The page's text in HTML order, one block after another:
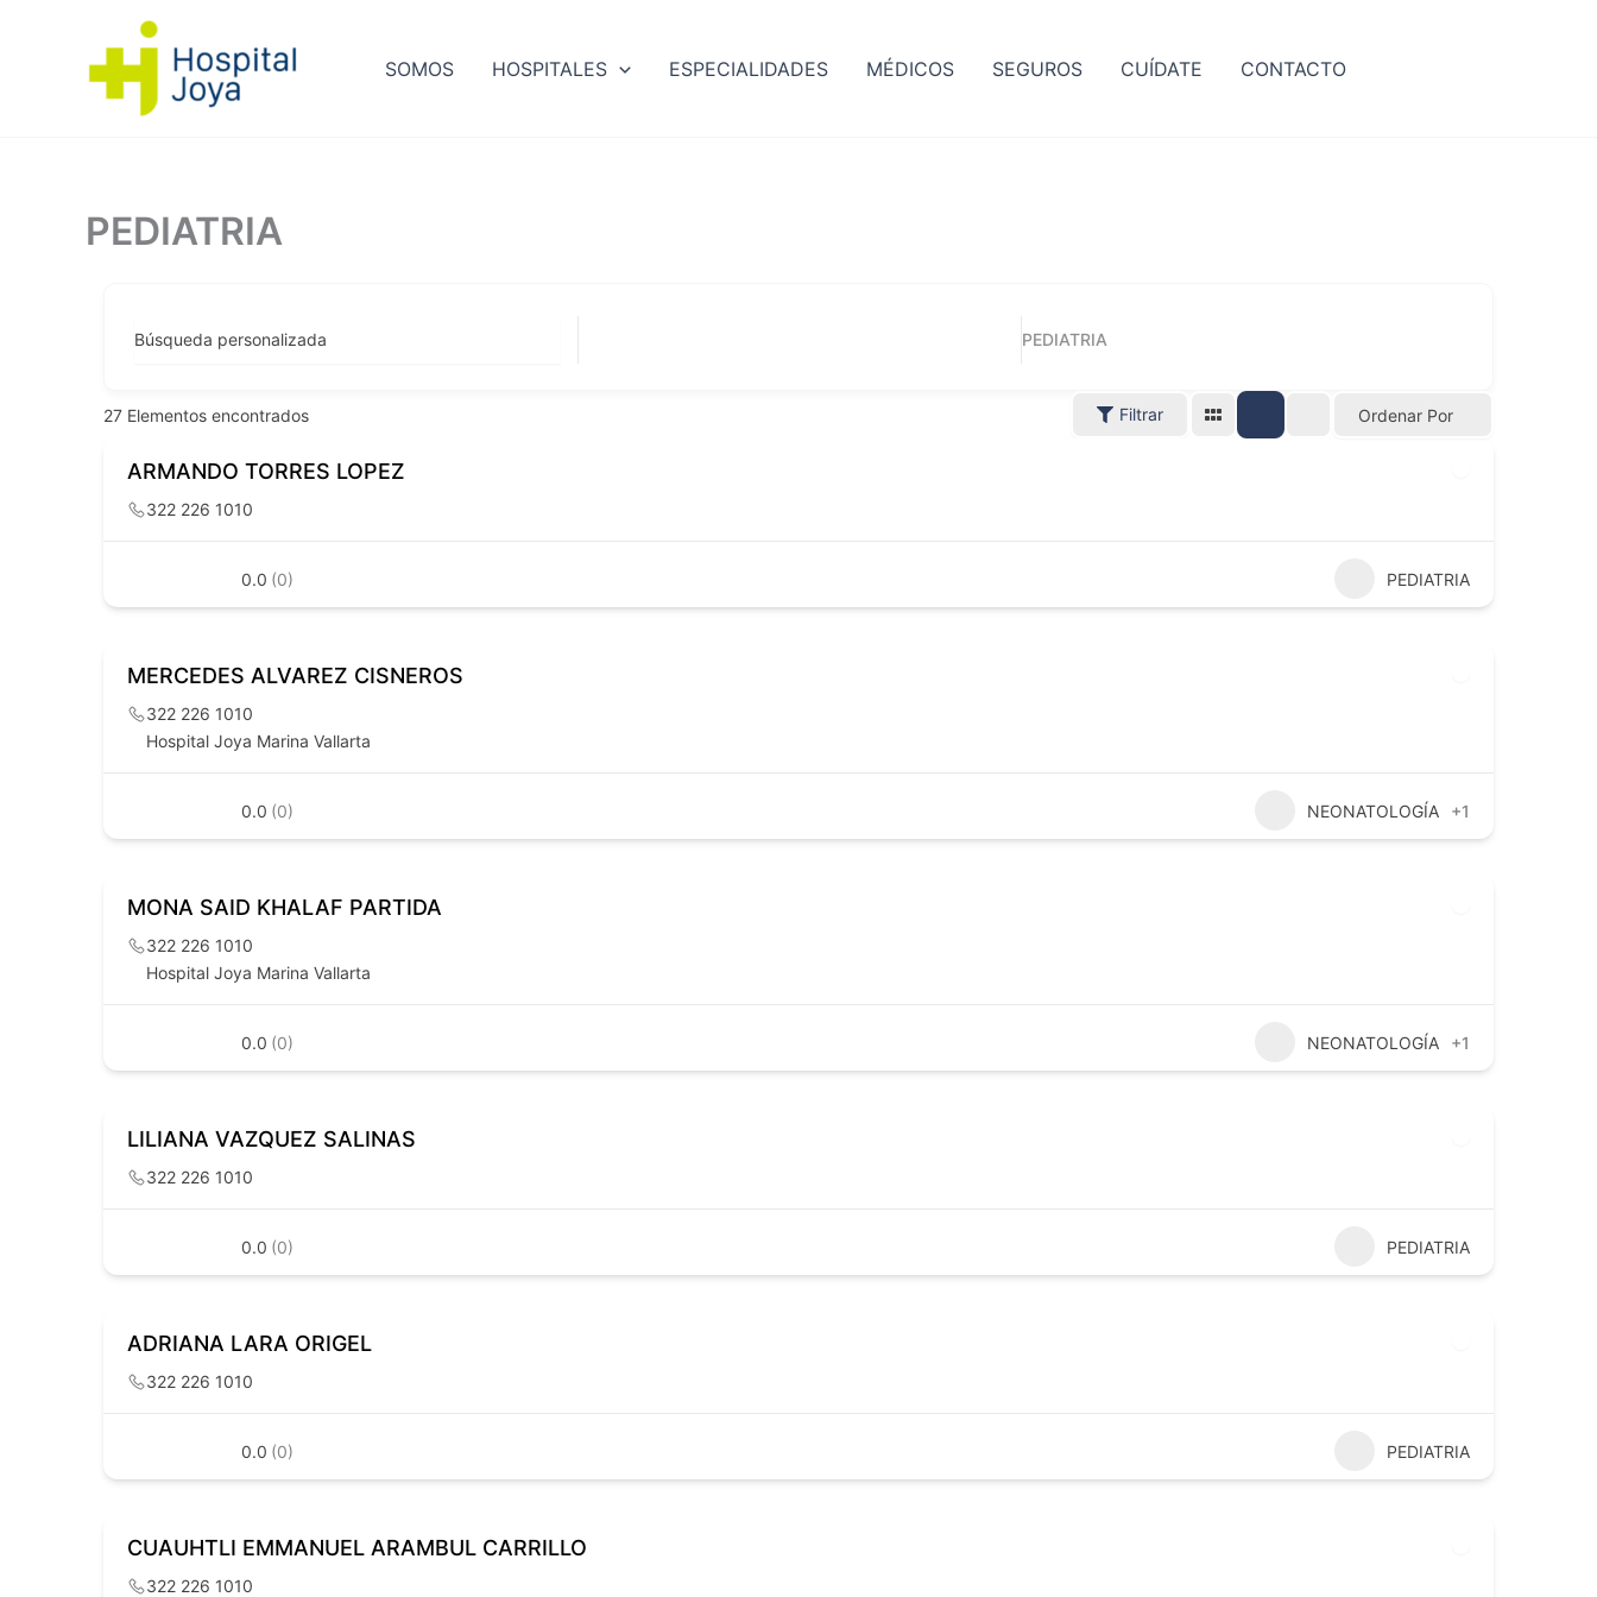
SOMOS HOSPITALES ESPECIALIDADES MÉDICOS SEGUROS CUÍDATE CONTACTO
PEDIATRIA
Búsqueda personalizada PEDIATRIA
27 Elementos encontrados Filtrar Ordenar Por
ARMANDO TORRES LOPEZ
322 226 1010
0.0 (0) PEDIATRIA
MERCEDES ALVAREZ CISNEROS
322 226 1010
Hospital Joya Marina Vallarta
0.0 (0) NEONATOLOGÍA +1
MONA SAID KHALAF PARTIDA
322 226 1010
Hospital Joya Marina Vallarta
0.0 (0) NEONATOLOGÍA +1
LILIANA VAZQUEZ SALINAS
322 226 1010
0.0 (0) PEDIATRIA
ADRIANA LARA ORIGEL
322 226 1010
0.0 (0) PEDIATRIA
CUAUHTLI EMMANUEL ARAMBUL CARRILLO
322 226 1010